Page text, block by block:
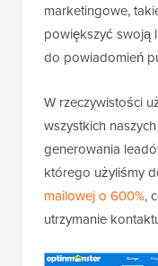
marketingowe,
powiększyć swoją
do powiadomień
W rzeczywistości
wszystkich
generowania
którego użyliśmy
mailowej o 600%,
utrzymanie